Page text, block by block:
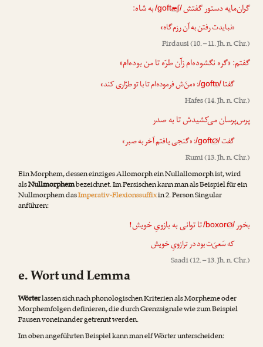
گران‌مایه دستور گفتش /goftæʃ/ به شاه:
«نبایدت رفتن به آن رزم‌گاه»
Firdausi(10. – 11. Jh. n. Chr.)
گفتم: «گره نگشوده‌ام زآن طرّه تا من بوده‌ام»
گفتا /goftɒ/
: «منَ‌ش فرموده‌ام تا با تو طرّاری کند»
Hafes(14. Jh. n. Chr.)
پرس‌پرسان می‌کشیدش تا به صدر
گفت /goftØ/
: «گنجی یافتم آخر به صبر»
Rumi(13. Jh. n. Chr.)
Ein Morphem, dessen einziges Allomorph ein Nullallomorph ist, wird
alsNullmorphembezeichnet. Im Persischen kann man als Beispiel für ein
Nullmorphem dasImperativ-Flexionssuffixin 2. Person Singular
anführen:
بخور /boxorØ/ تا توانی به بازویِ خویش!
که سَعیَ‌ت بود در ترازویِ خویش
Saadi(12. – 13. Jh. n. Chr.)
e. Wort und Lemma
Wörterlassen sich nach phonologischen Kriterien als Morpheme oder
Morphemfolgen definieren, die durch Grenzsignale wie zum Beispiel
Pausen voneinander getrennt werden.
Im oben angeführten Beispiel kann man elf Wörter unterscheiden: